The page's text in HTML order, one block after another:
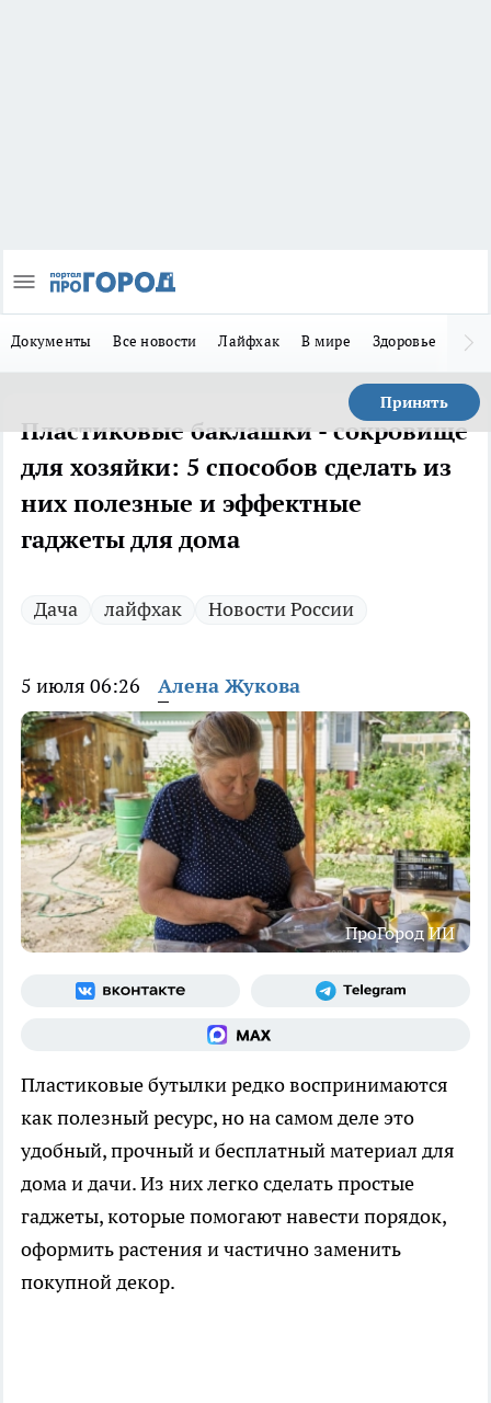
Документы Все новости Лайфхак В мире Здоровье
Принять
Пластиковые баклашки - сокровище
для хозяйки: 5 способов сделать из
них полезные и эффектные
гаджеты для дома
Дача лайфхак Новости России
5 июля 06:26 Алена Жукова
ПроГород ИИ
Пластиковые бутылки редко воспринимаются
как полезный ресурс, но на самом деле это
удобный, прочный и бесплатный материал для
дома и дачи. Из них легко сделать простые
гаджеты, которые помогают навести порядок,
оформить растения и частично заменить
покупной декор.